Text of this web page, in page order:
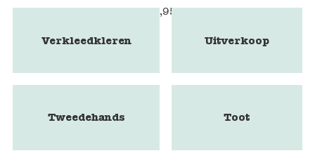
€24,95
Verkleedkleren Uitverkoop
Tweedehands Toot